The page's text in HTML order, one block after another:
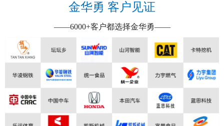
金华勇 客户见证
——6000+客户都选择金华勇——